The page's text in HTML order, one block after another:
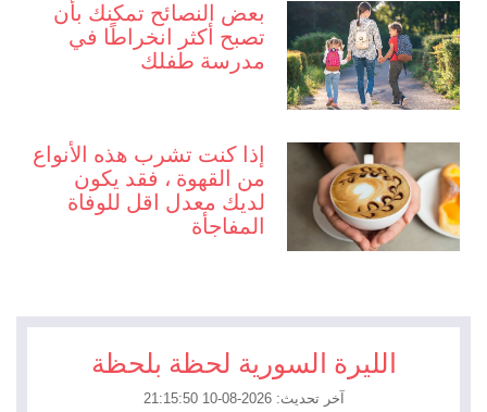
بعض النصائح تمكنك بأن
تصبح أكثر انخراطًا في
مدرسة طفلك
إذا كنت تشرب هذه الأنواع
من القهوة ، فقد يكون
لديك معدل اقل للوفاة
المفاجأة
الليرة السورية لحظة بلحظة
آخر تحديث: 2026-08-10 21:15:50